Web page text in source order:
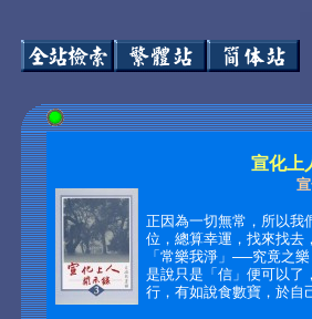
宣化上
正因為一切無常，所以我
位，總算幸運，找來找去
「常樂我淨」──究竟之
是說只是「信」便可以了
行，有如說食數寶，於自